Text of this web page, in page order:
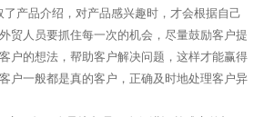
了产品介绍，对产品感兴趣时，才会根据自己
贸人员要抓住每一次的机会，尽量鼓励客户提
户的想法，帮助客户解决问题，这样才能赢得
户一般都是真的客户，正确及时地处理客户异